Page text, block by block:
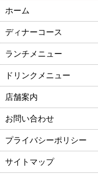
ホーム
ディナーコース
ランチメニュー
ドリンクメニュー
店舗案内
お問い合わせ
プライバシーポリシー
サイトマップ